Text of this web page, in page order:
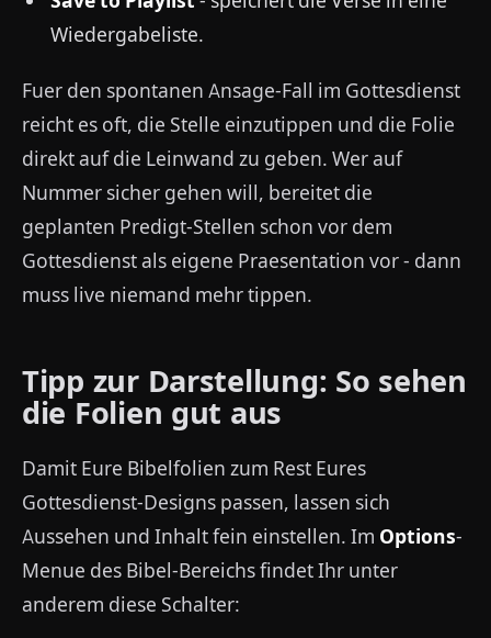
Wiedergabeliste.
Fuer den spontanen Ansage-Fall im Gottesdienst
reicht es oft, die Stelle einzutippen und die Folie
direkt auf die Leinwand zu geben. Wer auf
Nummer sicher gehen will, bereitet die
geplanten Predigt-Stellen schon vor dem
Gottesdienst als eigene Praesentation vor - dann
muss live niemand mehr tippen.
Tipp zur Darstellung: So sehen
die Folien gut aus
Damit Eure Bibelfolien zum Rest Eures
Gottesdienst-Designs passen, lassen sich
Aussehen und Inhalt fein einstellen. Im Options-
Menue des Bibel-Bereichs findet Ihr unter
anderem diese Schalter: